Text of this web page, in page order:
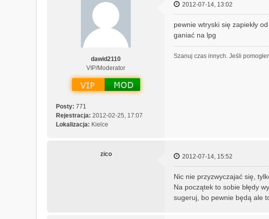
dawid2110
VIP/Moderator
Posty: 771
Rejestracja: 2012-02-25, 17:07
Lokalizacja: Kielce
2012-07-14, 13:02
pewnie wtryski się zapiekły
ganiać na lpg
Szanuj czas innych. Jeśli
zico 2012-07-14, 15:52
Nic nie przyzwyczajać się,
Na początek to sobie błędy
sugeruj, bo pewnie będą ale